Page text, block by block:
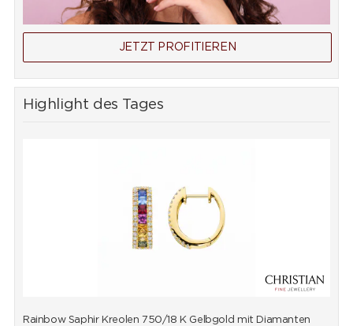
JETZT PROFITIEREN
Highlight des Tages
Rainbow Saphir Kreolen 750/18 K Gelbgold mit Diamanten